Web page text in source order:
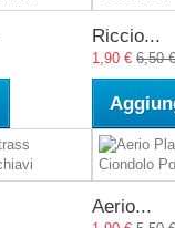
Riccio...
1,90 € 6,50 €
Aerio...